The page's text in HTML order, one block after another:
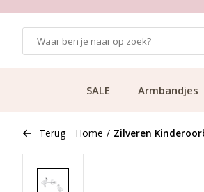
SALE Armbandjes
Terug Home / Zilveren